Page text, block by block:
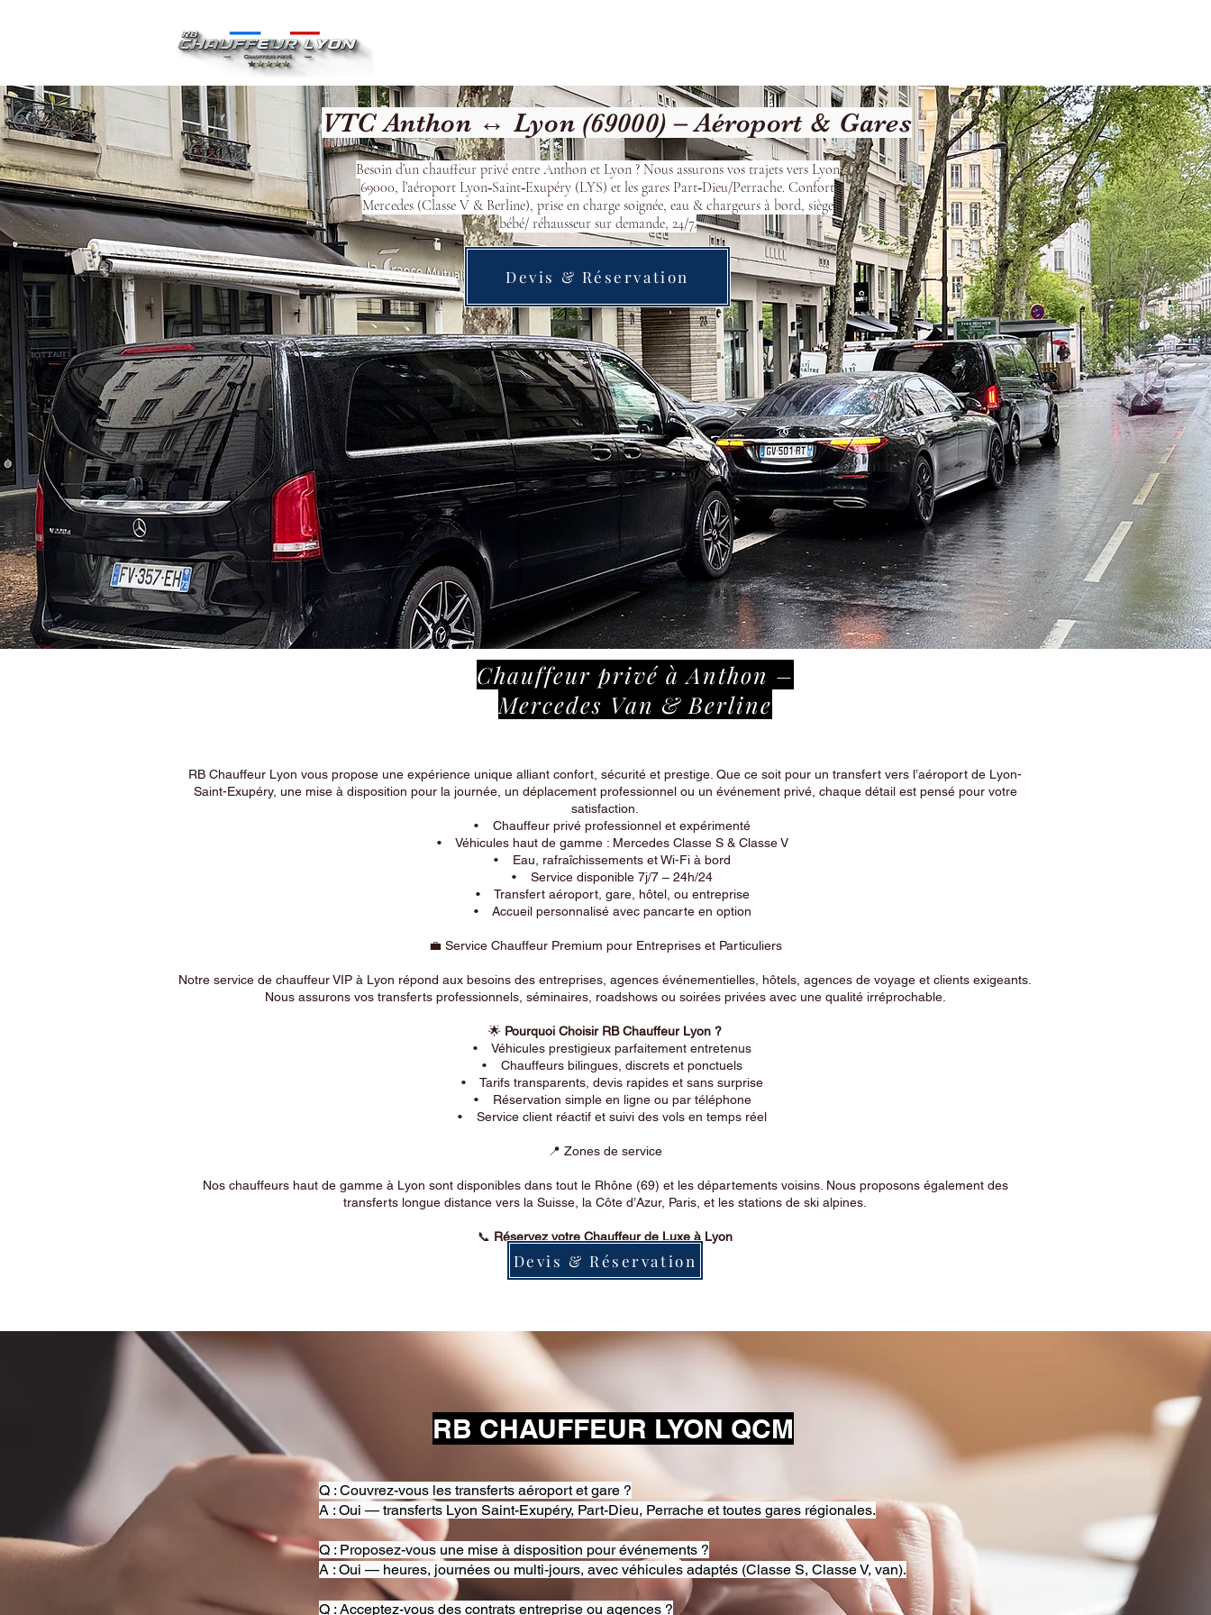
VTC Anthon ↔ Lyon (69000) – Aéroport & Gares
Besoin d’un chauffeur privé entre Anthon et Lyon ? Nous assurons vos trajets vers Lyon
69000, l’aéroport Lyon‑Saint‑Exupéry (LYS) et les gares Part‑Dieu/Perrache. Confort
Mercedes (Classe V & Berline), prise en charge soignée, eau & chargeurs à bord, siège
bébé/ réhausseur sur demande, 24/7.
Devis & Réservation
Chauffeur privé à Anthon –
Mercedes Van & Berline
RB Chauffeur Lyon vous propose une expérience unique alliant confort, sécurité et prestige. Que ce soit pour un transfert vers l’aéroport de Lyon-
Saint-Exupéry, une mise à disposition pour la journée, un déplacement professionnel ou un événement privé, chaque détail est pensé pour votre
satisfaction.
• Chauffeur privé professionnel et expérimenté
• Véhicules haut de gamme : Mercedes Classe S & Classe V
• Eau, rafraîchissements et Wi-Fi à bord
• Service disponible 7j/7 – 24h/24
• Transfert aéroport, gare, hôtel, ou entreprise
• Accueil personnalisé avec pancarte en option
💼 Service Chauffeur Premium pour Entreprises et Particuliers
Notre service de chauffeur VIP à Lyon répond aux besoins des entreprises, agences événementielles, hôtels, agences de voyage et clients exigeants.
Nous assurons vos transferts professionnels, séminaires, roadshows ou soirées privées avec une qualité irréprochable.
🌟 Pourquoi Choisir RB Chauffeur Lyon ?
• Véhicules prestigieux parfaitement entretenus
• Chauffeurs bilingues, discrets et ponctuels
• Tarifs transparents, devis rapides et sans surprise
• Réservation simple en ligne ou par téléphone
• Service client réactif et suivi des vols en temps réel
📍 Zones de service
Nos chauffeurs haut de gamme à Lyon sont disponibles dans tout le Rhône (69) et les départements voisins. Nous proposons également des
transferts longue distance vers la Suisse, la Côte d’Azur, Paris, et les stations de ski alpines.
📞 Réservez votre Chauffeur de Luxe à Lyon
Devis & Réservation
RB CHAUFFEUR LYON QCM
Q : Couvrez-vous les transferts aéroport et gare ?
A : Oui — transferts Lyon Saint-Exupéry, Part-Dieu, Perrache et toutes gares régionales.
Q : Proposez-vous une mise à disposition pour événements ?
A : Oui — heures, journées ou multi-jours, avec véhicules adaptés (Classe S, Classe V, van).
Q : Acceptez-vous des contrats entreprise ou agences ?